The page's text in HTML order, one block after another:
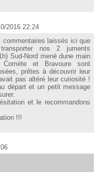
2016 22:24
laissés ici que
nos 2 juments
Sud-Nord mené dune main
et Bravoure sont
prêtes à découvrir leur
pas altéré leur curiosité !
départ et un petit message
et le recommandons
!!!